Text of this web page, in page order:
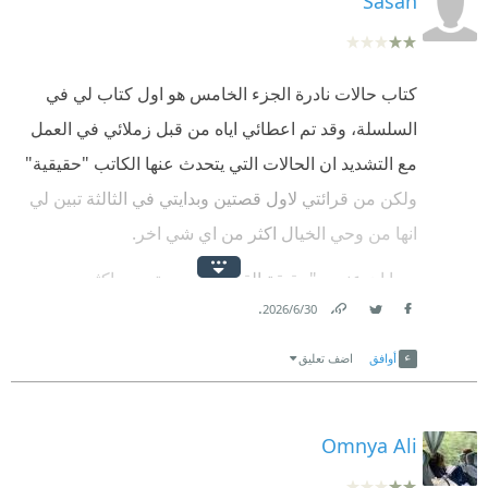
كتاب حالات نادرة الجزء الخامس هو اول كتاب لي في
السلسلة، وقد تم اعطائي اياه من قبل زملائي في العمل
مع التشديد ان الحالات التي يتحدث عنها الكاتب "حقيقية"
ولكن من قرائتي لاول قصتين وبدايتي في الثالثة تبين لي
انها من وحي الخيال اكثر من اي شي اخر.
وبما ان عنصر "حقيقة القصص" سمعته من اكثر من
زميل، تبين لي بصورة ساخرة نوعا ما ان الكاتب قد نجح
في الايحاء انه بالفعل دكتور نفسي وليس مهندسا وفي
نفس الوقت كاتب لقصص من وحي خياله.
الخدعة تبدو انها صارت من دون قصد منه، حيث انه يتعمد
30‏/6‏/2026
.
أوافق اضف تعليق
Omnya Ali